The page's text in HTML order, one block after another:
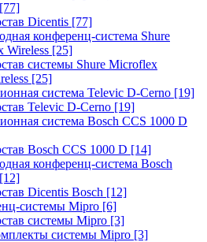
[77]
Dicentis [77]
конференц-система Shure
Wireless [25]
системы Shure Microflex
[25]
система Televic D-Cerno [19]
Televic D-Cerno [19]
система Bosch CCS 1000 D
Bosch CCS 1000 D [14]
конференц-система Bosch
[12]
Dicentis Bosch [12]
системы Mipro [6]
системы Mipro [3]
системы Mipro [3]